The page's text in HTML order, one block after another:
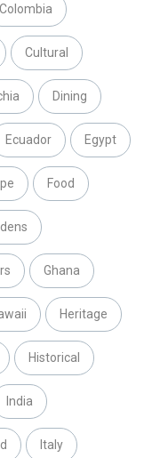
Colombia
Cultural
Dining
Ecuador Egypt
Food
Ghana
Heritage
Historical
India
Italy